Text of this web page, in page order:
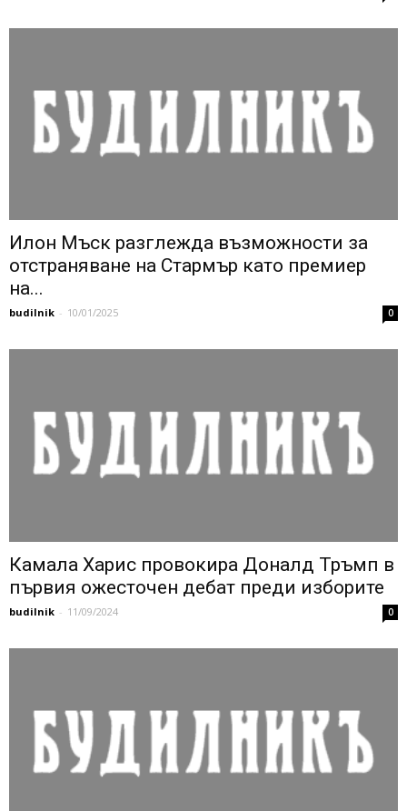
Илон Мъск разглежда възможности за
отстраняване на Стармър като премиер
на...
budilnik - 10/01/2025 0
Камала Харис провокира Доналд Тръмп в
първия ожесточен дебат преди изборите
budilnik - 11/09/2024 0